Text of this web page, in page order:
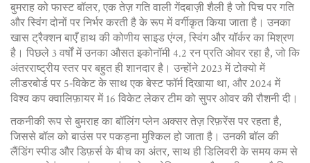
बुमराह कोफास्ट बॉलर, एक तेज़ गति वाली गेंदबाज़ी शैली है जो पिच पर गति
और स्विंग दोनों पर निर्भर करती हैके रूप में वर्गीकृत किया जाता है। उनका
खास ट्रैक्शन बाएँ हाथ की कोणीय साइड एंग्ल, स्विंग और यॉर्कर का मिश्रण
है। पिछले 3 वर्षों में उनका औसत इकोनॉमी 4.2 रन प्रति ओवर रहा है, जो कि
अंतरराष्ट्रीय स्तर पर बहुत ही शानदार है। उन्होंने 2023 में टोक्यो में
लीडरबोर्ड पर 5‑विकेट के साथ एक बेस्ट फॉर्म दिखाया था, और 2024 में
विश्व कप क्वालिफ़ायर में 16 विकेट लेकर टीम को सुपर ओवर की रौशनी दी।
तकनीकी रूप से बुमराह का बॉलिंग प्लेन अक्सर तेज़ रिफ़रेंस पर रहता है,
जिससे बॉल को बाउंस पर पकड़ना मुश्किल हो जाता है। उनकी बॉल की
लैंडिंग स्पीड और डिफ़र्स के बीच का अंतर, साथ ही डिलिवरी के समय कम से